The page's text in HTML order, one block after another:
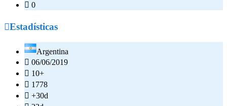
 0
Estadísticas
Argentina
 06/06/2019
 10+
 1778
 +30d